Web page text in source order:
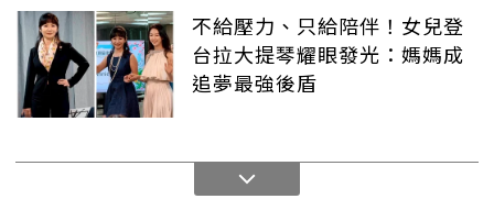
不給壓力、只給陪伴！女兒登
台拉大提琴耀眼發光：媽媽成
追夢最強後盾